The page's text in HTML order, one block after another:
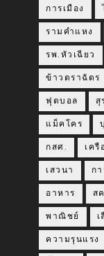
การเมือง
รามคำแหง
รพ.หัวเฉียว
ข้าวตราฉัตร
ฟุตบอล สุ
แม็คโคร
กสศ. เครื
เสวนา ก
อาหาร ส
พาณิชย์
ความรุนแรง